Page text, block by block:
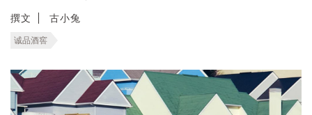
撰文 古小兔
诚品酒窖